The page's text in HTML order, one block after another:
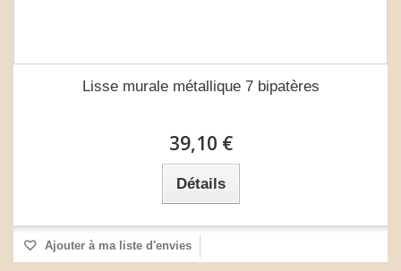
Lisse murale métallique 7 bipatères
39,10 €
Détails
Ajouter à ma liste d'envies